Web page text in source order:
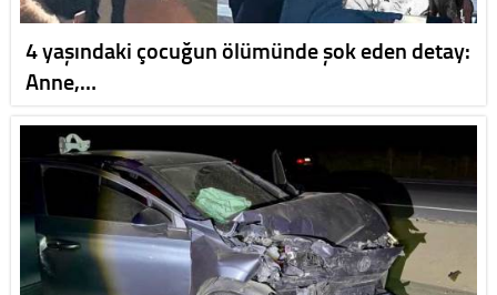
4 yaşındaki çocuğun ölümünde şok eden detay:
Anne,…